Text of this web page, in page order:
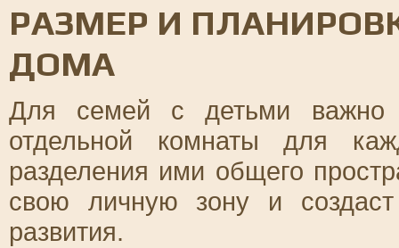
РАЗМЕР И
ДОМА
Для семей с детьми важно
отдельной комнаты для
разделения ими общего
свою личную зону и
развития.